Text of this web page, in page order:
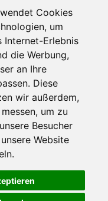
Cookies
um
Internet-Erlebnis
die Werbung,
an Ihre
Diese
wir außerdem,
um zu
Besucher
Website